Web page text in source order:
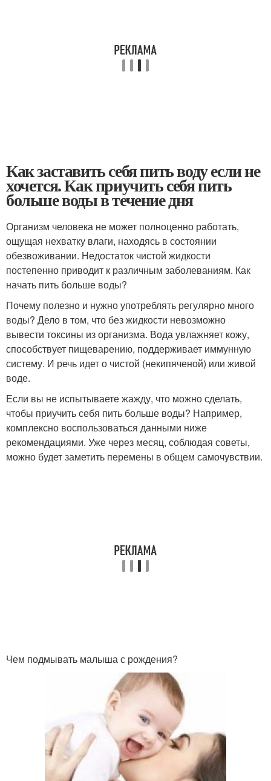
Как заставить себя пить воду если не
хочется. Как приучить себя пить
больше воды в течение дня
Организм человека не может полноценно работать,
ощущая нехватку влаги, находясь в состоянии
обезвоживании. Недостаток чистой жидкости
постепенно приводит к различным заболеваниям. Как
начать пить больше воды?
Почему полезно и нужно употреблять регулярно много
воды? Дело в том, что без жидкости невозможно
вывести токсины из организма. Вода увлажняет кожу,
способствует пищеварению, поддерживает иммунную
систему. И речь идет о чистой (некипяченой) или живой
воде.
Если вы не испытываете жажду, что можно сделать,
чтобы приучить себя пить больше воды? Например,
комплексно воспользоваться данными ниже
рекомендациями. Уже через месяц, соблюдая советы,
можно будет заметить перемены в общем самочувствии.
Чем подмывать малыша с рождения?